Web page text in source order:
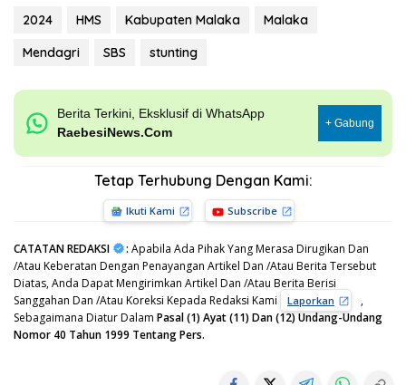
2024 HMS Kabupaten Malaka
Malaka
Mendagri
SBS stunting
Berita Terkini, Eksklusif di WhatsApp
RaebesiNews.Com
+ Gabung
Tetap Terhubung Dengan Kami:
Ikuti Kami Subscribe
CATATAN REDAKSI : Apabila Ada Pihak Yang Merasa Dirugikan Dan
/Atau Keberatan Dengan Penayangan Artikel Dan /Atau Berita Tersebut
Diatas, Anda Dapat Mengirimkan Artikel Dan /Atau Berita Berisi
Sanggahan Dan /Atau Koreksi Kepada Redaksi Kami
Laporkan
,
Sebagaimana Diatur Dalam Pasal (1) Ayat (11) Dan (12) Undang-Undang
Nomor 40 Tahun 1999 Tentang Pers.